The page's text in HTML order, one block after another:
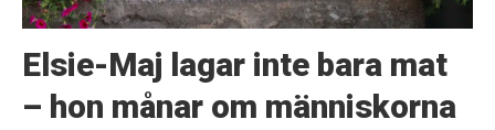
Elsie-Maj lagar inte bara mat
– hon månar om människorna